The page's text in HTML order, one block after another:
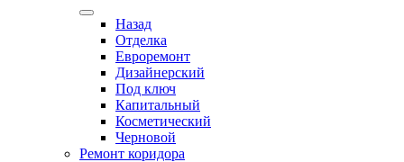
Назад
Отделка
Евроремонт
Дизайнерский
Под ключ
Капитальный
Косметический
Черновой
Ремонт коридора